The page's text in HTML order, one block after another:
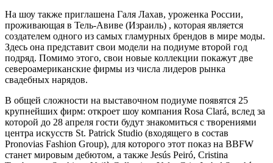
На шоу также приглашена Галя Лахав, уроженка России,
проживающая в Тель-Авиве (Израиль) , которая является
создателем одного из самых гламурных брендов в мире моды.
Здесь она представит свои модели на подиуме второй год
подряд. Помимо этого, свои новые коллекции покажут две
североамериканские фирмы из числа лидеров рынка
свадебных нарядов.
В общей сложности на выставочном подиуме появятся 25
крупнейших фирм: откроет шоу компания Rosa Clará, вслед за
которой до 28 апреля гости будут знакомиться с творениями
центра искусств St. Patrick Studio (входящего в состав
Pronovias Fashion Group), для которого этот показ на BBFW
станет мировым дебютом, а также Jesús Peiró, Cristina